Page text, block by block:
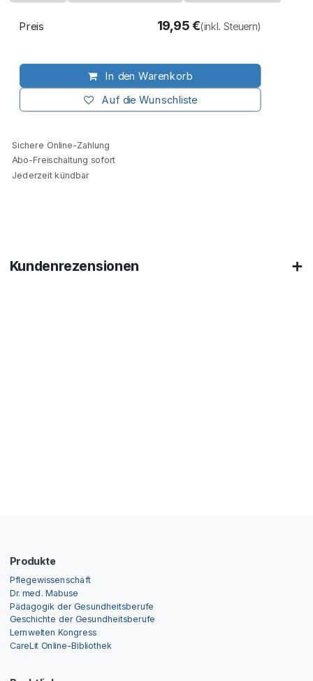
In den Warenkorb
Auf die Wunschliste
Preis 19,95€(inkl. Steuern)
Sichere Online-Zahlung
Abo-Freischaltung sofort
Jederzeit kündbar
Kundenrezensionen
Produkte
Pflegewissenschaft
Dr. med. Mabuse
Pädagogik der Gesundheitsberufe
Geschichte der Gesundheitsberufe
Lernwelten Kongress
CareLit Online-Bibliothek